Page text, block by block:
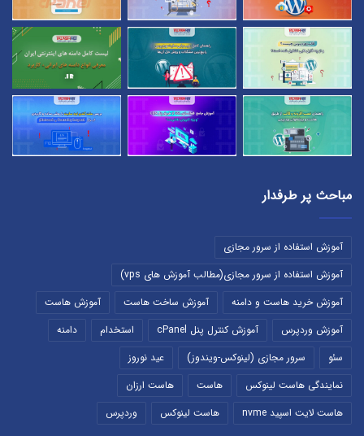
مباحث پر طرفدار
آموزش استفاده از سرور مجازی
آموزش استفاده از سرور مجازی(مطالب آموزش های vps)
آموزش خرید هاست و دامنه
آموزش ساخت هاست
آموزش هاست
آموزش وردپرس
آموزش کنترل پنل cPanel استخدام
دامنه
سئو
سرور مجازی (لینوکس-ویندوز)
عید نوروز
نمایندگی هاست لینوکس
هاست
هاست ارزان
هاست لایت اسپید nvme
هاست لینوکس وردپرس